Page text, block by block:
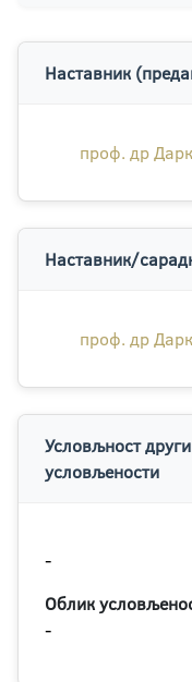
Наставник
проф. др
Наставник/
проф. др
Условљност
условљености
-
Облик
-